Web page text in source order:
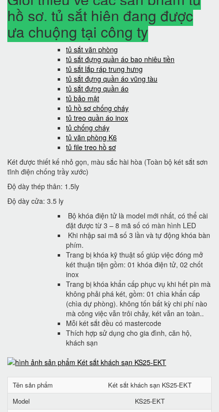
hồ sơ, tủ sắt hiện đang được
ưa chuộng tại công ty
tủ sắt văn phòng
tủ sắt đựng quần áo bao nhiêu tiền
tủ sắt lắp ráp trung hưng
tủ sắt đựng quần áo vũng tàu
tủ sắt đựng quần áo
tủ bảo mật
tủ hồ sơ chống cháy
tủ treo quần áo inox
tủ chống cháy
tủ văn phòng K6
tủ file treo hồ sơ
Két được thiết kế nhỏ gọn, màu sắc hài hòa (Toàn bộ két sắt sơn
tĩnh điện chống trầy xước)
Độ dày thép thân: 1.5ly
Độ dày cửa: 3.5 ly
Bộ khóa điện tử là model mới nhất, có thể cài
đặt được từ 3 – 8 mã số có màn hình LED
Khi nhập sai mã số 3 lần và tự động khóa bàn
phím.
Trang bị khóa kỹ thuật số giúp việc đóng mở
két thuận tiện gồm: 01 khóa điện tử, 02 chốt
inox
Trang bị khóa khẩn cấp phục vụ khi hết pin mà
không phải phá két, gồm: 01 chìa khẩn cấp
(chìa dự phòng). không tốn bất kỳ chi phí nào
mà công việc vẫn trôi chảy, két vẫn an toàn..
Mỗi két sắt đều có mastercode
Thích hợp sử dụng cho gia đình, căn hộ,
khách sạn
Tên sản phẩm
Két sắt khách sạn KS25-EKT
Model
KS25-EKT